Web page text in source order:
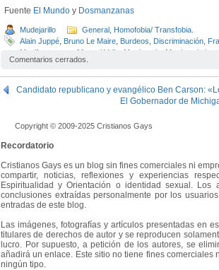
Fuente El Mundo y Dosmanzanas
Mudejarillo General Homofobia/ Transfobia.
Alain Juppé Bruno Le Maire Burdeos Discriminación
Manif pour tous
Manuel Valls Matrimonio Matrimonio
Nicolas Sarkozy,Partido Socialista
Comentarios cerrados.
Candidato republicano y evangélico Ben Carson:
El Gobernador de
Copyright © 2009-2025 Cristianos Gays
Recordatorio
Cristianos Gays es un blog sin fines comerciales ni
compartir, noticias, reflexiones y experiencias
Espiritualidad y Orientación o identidad sexual.
conclusiones extraídas personalmente por los
entradas de este blog.
Las imágenes, fotografías y artículos presentadas en
titulares de derechos de autor y se reproducen
lucro. Por supuesto, a petición de los autores, se
añadirá un enlace. Este sitio no tiene fines
ningún tipo.